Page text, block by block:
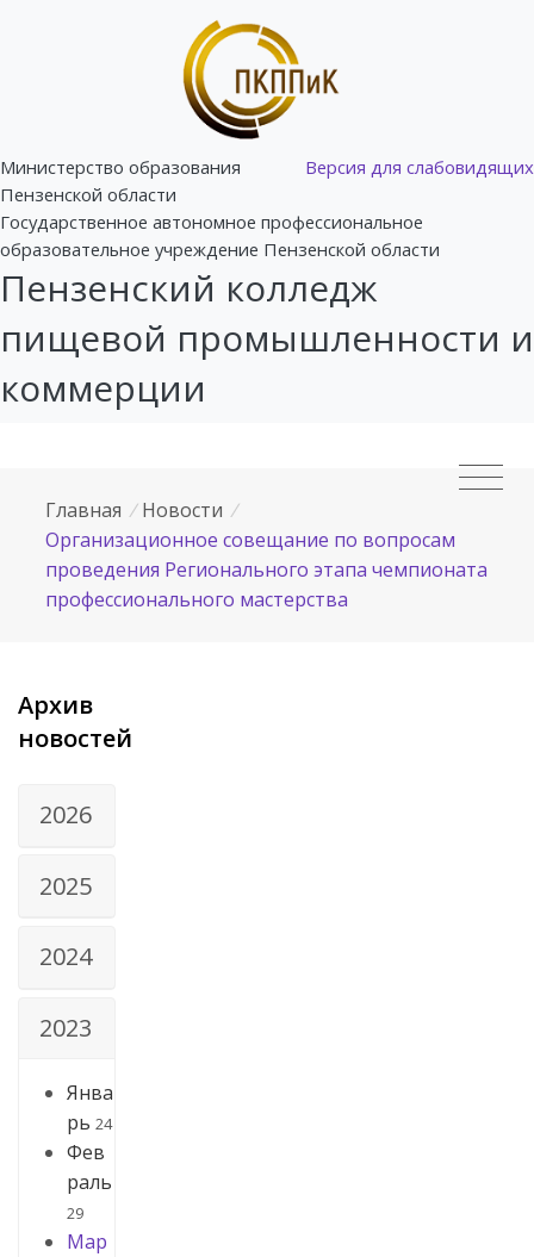
Версия для слабовидящих
Министерство образования
Пензенской области
Государственное автономное профессиональное
образовательное учреждение Пензенской области
Пензенский колледж
пищевой промышленности и
коммерции
Главная / Новости /
Организационное совещание по вопросам
проведения Регионального этапа чемпионата
профессионального мастерства
Архив
новостей
2026
2025
2024
2023
Янва
рь 24
Фев
раль
29
Мар